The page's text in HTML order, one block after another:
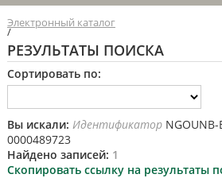
Электронный каталог
/
РЕЗУЛЬТАТЫ ПОИСКА
Сортировать по:
Вы искали: ИдентификаторNGOUNB-
0000489723
Найдено записей: 1
Скопировать ссылку на результаты